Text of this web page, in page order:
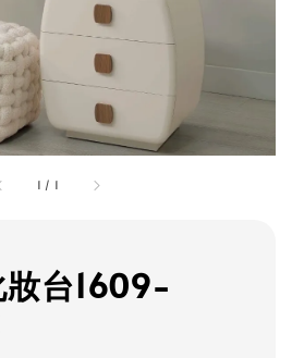
1 / 1
台1609-